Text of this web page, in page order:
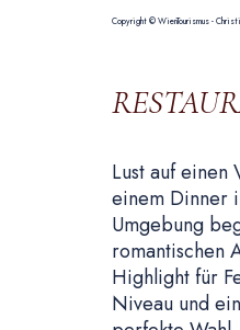
Copyright © WienTourismus -
Lust auf einen
einem Dinner
Umgebung
romantischen
Highlight für
Niveau und